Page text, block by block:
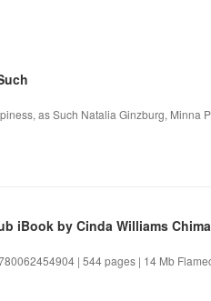
as Such Natalia Ginzburg, Minna
iBook by Cinda Williams
| 544 pages | 14 Mb